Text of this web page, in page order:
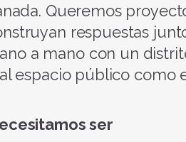
Queremos
respuestas
a mano con un
espacio público como
ser